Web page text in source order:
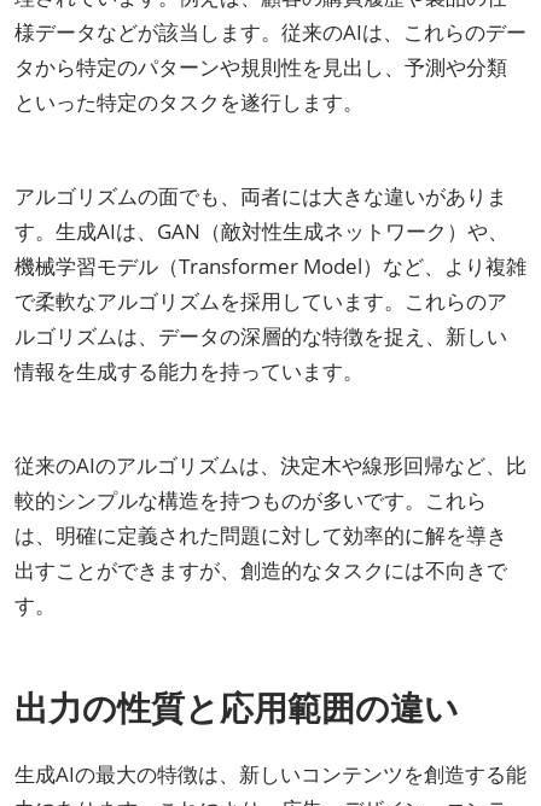
様データなどが該当します。従来のAIは、これらのデー
タから特定のパターンや規則性を見出し、予測や分類
といった特定のタスクを遂行します。
アルゴリズムの面でも、両者には大きな違いがありま
す。生成AIは、GAN（敵対性生成ネットワーク）や、
機械学習モデル（Transformer Model）など、より複雑
で柔軟なアルゴリズムを採用しています。これらのア
ルゴリズムは、データの深層的な特徴を捉え、新しい
情報を生成する能力を持っています。
従来のAIのアルゴリズムは、決定木や線形回帰など、比
較的シンプルな構造を持つものが多いです。これら
は、明確に定義された問題に対して効率的に解を導き
出すことができますが、創造的なタスクには不向きで
す。
出力の性質と応用範囲の違い
生成AIの最大の特徴は、新しいコンテンツを創造する能